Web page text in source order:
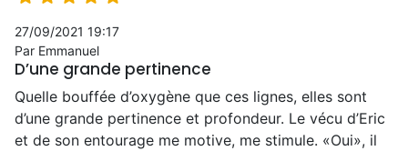
27/09/2021 19:17
Par Emmanuel
D’une grande pertinence
Quelle bouffée d’oxygène que ces lignes, elles sont
d’une grande pertinence et profondeur. Le vécu d’Eric
et de son entourage me motive, me stimule. «Oui», il